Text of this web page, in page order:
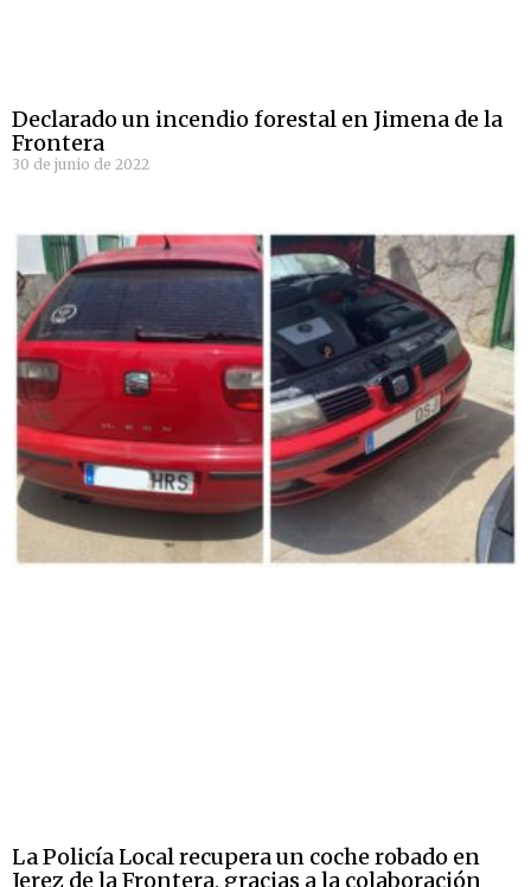
Declarado un incendio forestal en Jimena de la
Frontera
30 de junio de 2022
La Policía Local recupera un coche robado en
Jerez de la Frontera, gracias a la colaboración